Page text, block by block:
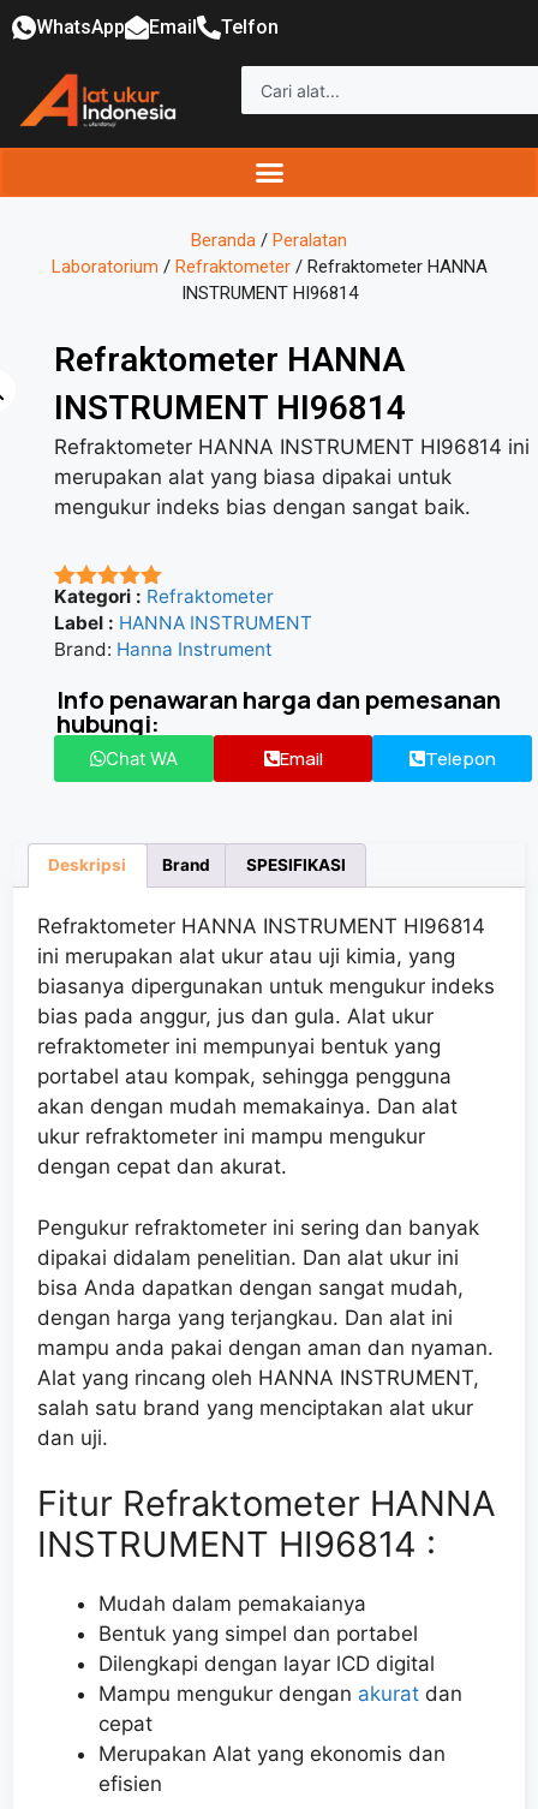
WhatsApp Email Telfon
Beranda / Peralatan
Laboratorium / Refraktometer/ Refraktometer HANNA
INSTRUMENT HI96814
Refraktometer HANNA
INSTRUMENT HI96814
Refraktometer HANNA INSTRUMENT HI96814 ini
merupakan alat yang biasa dipakai untuk
mengukur indeks bias dengan sangat baik.
★★★★★
Kategori : Refraktometer
Label : HANNA INSTRUMENT
Brand: Hanna Instrument
Info penawaran harga dan pemesanan
hubungi:
Chat WA Email Telepon
Deskripsi Brand SPESIFIKASI
Refraktometer HANNA INSTRUMENT HI96814
ini merupakan alat ukur atau uji kimia, yang
biasanya dipergunakan untuk mengukur indeks
bias pada anggur, jus dan gula. Alat ukur
refraktometer ini mempunyai bentuk yang
portabel atau kompak, sehingga pengguna
akan dengan mudah memakainya. Dan alat
ukur refraktometer ini mampu mengukur
dengan cepat dan akurat.
Pengukur refraktometer ini sering dan banyak
dipakai didalam penelitian. Dan alat ukur ini
bisa Anda dapatkan dengan sangat mudah,
dengan harga yang terjangkau. Dan alat ini
mampu anda pakai dengan aman dan nyaman.
Alat yang rincang oleh HANNA INSTRUMENT,
salah satu brand yang menciptakan alat ukur
dan uji.
Fitur Refraktometer HANNA
INSTRUMENT HI96814 :
Mudah dalam pemakaianya
Bentuk yang simpel dan portabel
Dilengkapi dengan layar lCD digital
Mampu mengukur dengan akurat dan
cepat
Merupakan Alat yang ekonomis dan
efisien